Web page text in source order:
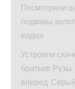
Посмотрели
подковы
видна.
Устроили
братьев
вперед.